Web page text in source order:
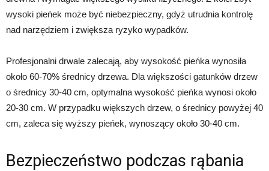
wysoki pieńek może być niebezpieczny, gdyż utrudnia kontrolę
nad narzędziem i zwiększa ryzyko wypadków.
Profesjonalni drwale zalecają, aby wysokość pieńka wynosiła
około 60-70% średnicy drzewa. Dla większości gatunków drzew
o średnicy 30-40 cm, optymalna wysokość pieńka wynosi około
20-30 cm. W przypadku większych drzew, o średnicy powyżej 40
cm, zaleca się wyższy pieńek, wynoszący około 30-40 cm.
Bezpieczeństwo podczas rąbania